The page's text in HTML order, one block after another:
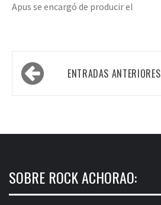
Apus se encargó de producir el
Navegación
de ENTRADAS ANTERIORES
SOBRE ROCK ACHORAO: